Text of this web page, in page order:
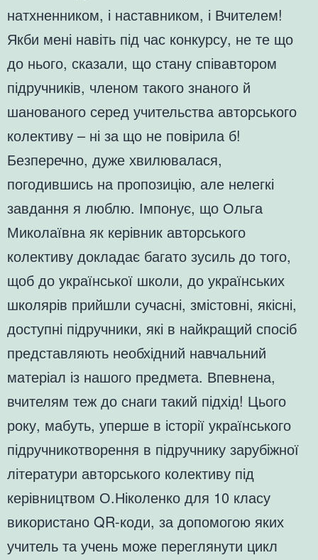
натхненником, і наставником, і Вчителем!
Якби мені навіть під час конкурсу, не те що
до нього, сказали, що стану співавтором
підручників, членом такого знаного й
шанованого серед учительства авторського
колективу – ні за що не повірила б!
Безперечно, дуже хвилювалася,
погодившись на пропозицію, але нелегкі
завдання я люблю. Імпонує, що Ольга
Миколаївна як керівник авторського
колективу докладає багато зусиль до того,
щоб до української школи, до українських
школярів прийшли сучасні, змістовні, якісні,
доступні підручники, які в найкращий спосіб
представляють необхідний навчальний
матеріал із нашого предмета. Впевнена,
вчителям теж до снаги такий підхід! Цього
року, мабуть, уперше в історії українського
підручникотворення в підручнику зарубіжної
літератури авторського колективу під
керівництвом О.Ніколенко для 10 класу
використано QR-коди, за допомогою яких
учитель та учень може переглянути цикл